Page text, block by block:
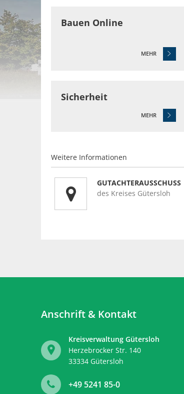
Bauen Online
MEHR
Sicherheit
MEHR
Weitere Informationen
GUTACHTERAUSSCHUSS
des Kreises Gütersloh
Anschrift & Kontakt
Kreisverwaltung Gütersloh
Herzebrocker Str. 140
33334 Gütersloh
+49 5241 85-0